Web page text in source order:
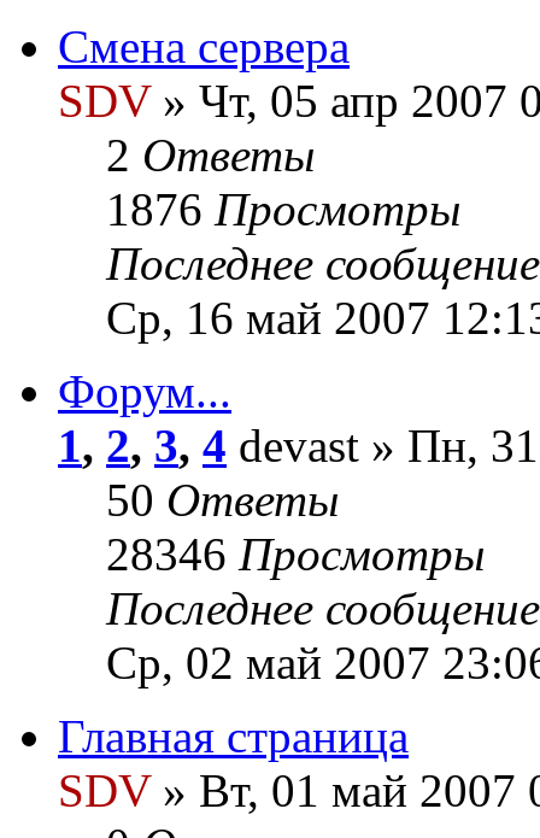
Смена сервера
SDV» Чт, 05 апр 2007
2 Ответы
1876 Просмотры
Последнее
Ср, 16 май 2007
Форум...
1, 2, 3, 4 devast » Пн,
50 Ответы
28346 Просмотры
Последнее
Ср, 02 май 2007
Главная страница
SDV» Вт, 01 май 2007